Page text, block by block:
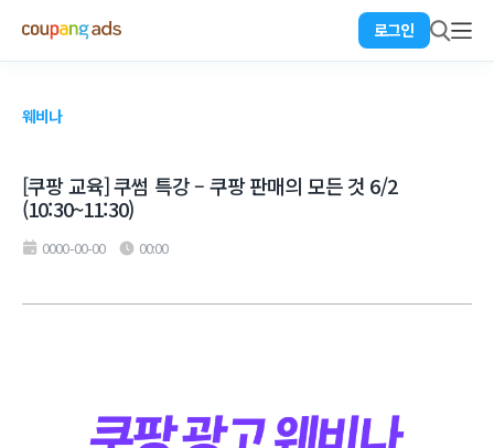
로그인
웨비나
[쿠팡 교육] 쿠썸 특강 – 쿠팡 판매의 모든 것 6/2
(10:30~11:30)
0000-00-00 00:00